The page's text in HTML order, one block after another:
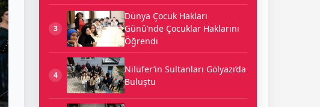
3
Dünya Çocuk Hakları
Günü’nde Çocuklar Haklarını
Öğrendi
4
Nilüfer’in Sultanları Gölyazı’da
Buluştu